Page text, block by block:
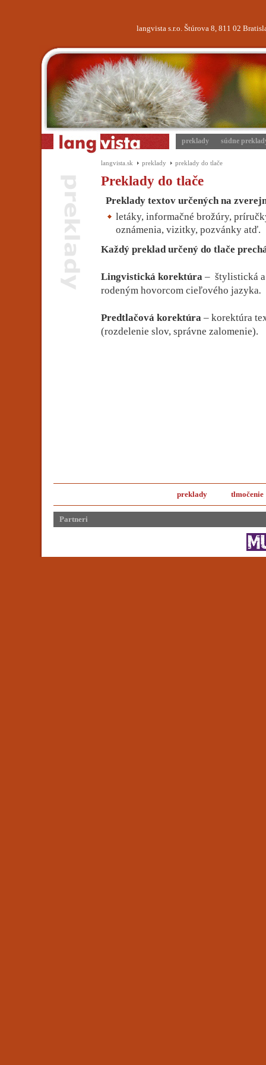
langvista s.r.o. Štúrova 8, 811 02
preklady súdne
langvista.sk preklady preklady do tlače
Preklady do tlače
Preklady textov určených na
letáky, informačné brožúry,
oznámenia, vizitky, pozvánky atď.
Každý preklad určený do tlače
Lingvistická korektúra – štylistická
rodeným hovorcom cieľového jazyka.
Predtlačová korektúra – korektúra
(rozdelenie slov, správne zalomenie).
preklady tlmočenie
Partneri